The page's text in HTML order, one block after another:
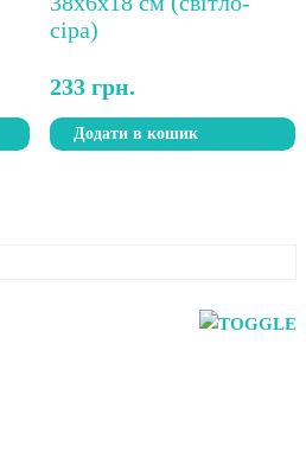
233 грн.
Додати в кошик